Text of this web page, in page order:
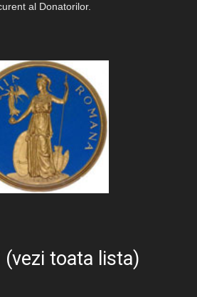
al Donatorilor.
(vezi toata lista)